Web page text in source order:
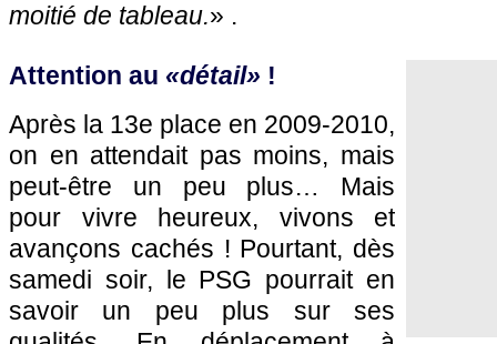
moitié de tableau.» .
Attention au «détail» !
Après la 13e place en 2009-2010,
on en attendait pas moins, mais
peut-être un peu plus… Mais
pour vivre heureux, vivons et
avançons cachés ! Pourtant, dès
samedi soir, le PSG pourrait en
savoir un peu plus sur ses